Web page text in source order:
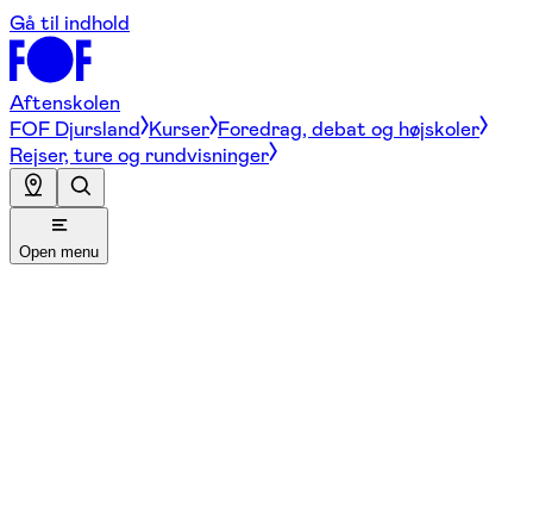
Gå til indhold
Aftenskolen
FOF Djursland Kurser Foredrag, debat og højskoler
Rejser, ture og rundvisninger
Open menu